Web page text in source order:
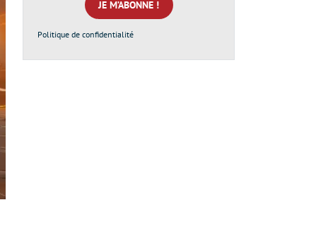
*
Politique de confidentialité